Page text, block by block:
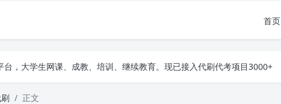
首页
台，根据真实文献内容生成论文
台，大学生网课、成教、培训、继续教育。现已接入代刷代考项目3000+
台，大学生网课、成教、培训、继续教育。现已接入代刷代考项目3000+
正文